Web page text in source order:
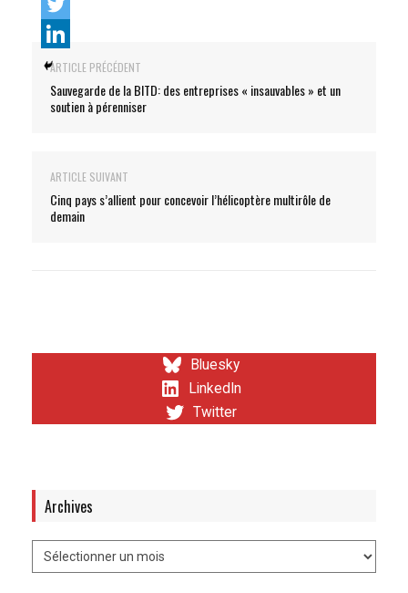
ARTICLE PRÉCÉDENT
Sauvegarde de la BITD: des entreprises « insauvables » et un
soutien à pérenniser
ARTICLE SUIVANT
Cinq pays s’allient pour concevoir l’hélicoptère multirôle de
demain
Bluesky
LinkedIn
Twitter
Archives